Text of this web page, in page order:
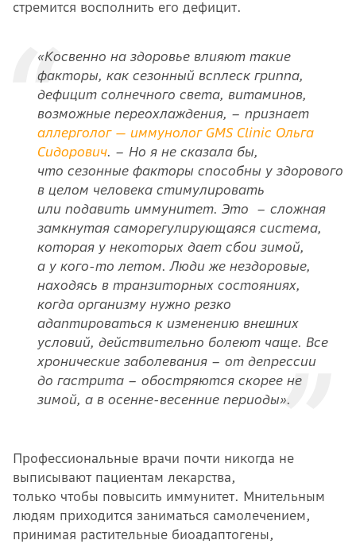
стремится восполнить его дефицит.
«Косвенно на здоровье влияют такие
факторы, как сезонный всплеск гриппа,
дефицит солнечного света, витаминов,
возможные переохлаждения, – признает
аллерголог — иммунолог GMS Clinic Ольга
Сидорович. – Но яне сказала бы,
что сезонные факторы способны у здорового
в целом человека стимулировать
или подавить иммунитет. Это – сложная
замкнутая саморегулирующаяся система,
которая у некоторых дает сбои зимой,
а у кого-то летом. Люди же нездоровые,
находясь в транзиторных состояниях,
когда организму нужно резко
адаптироваться к изменению внешних
условий, действительно болеют чаще. Все
хронические заболевания – от депрессии
до гастрита – обостряются скорее не
зимой, а в осенне-весенние периоды».
Профессиональные врачи почти никогда не
выписывают пациентам лекарства,
только чтобы повысить иммунитет. Мнительным
людям приходится заниматься самолечением,
принимая растительные биоадаптогены,